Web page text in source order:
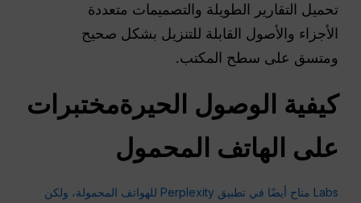
تحميل التقارير الطويلة والتصميمات متعددة
الأجزاء والأصول القابلة للتنزيل بشكل صحيح
ومتسق على سطح المكتب.
كيفية الوصول الحيرةمختبرات
على الهاتف المحمول
Labs متاح أيضًا في تطبيق Perplexity للهواتف المحمولة، ولكن